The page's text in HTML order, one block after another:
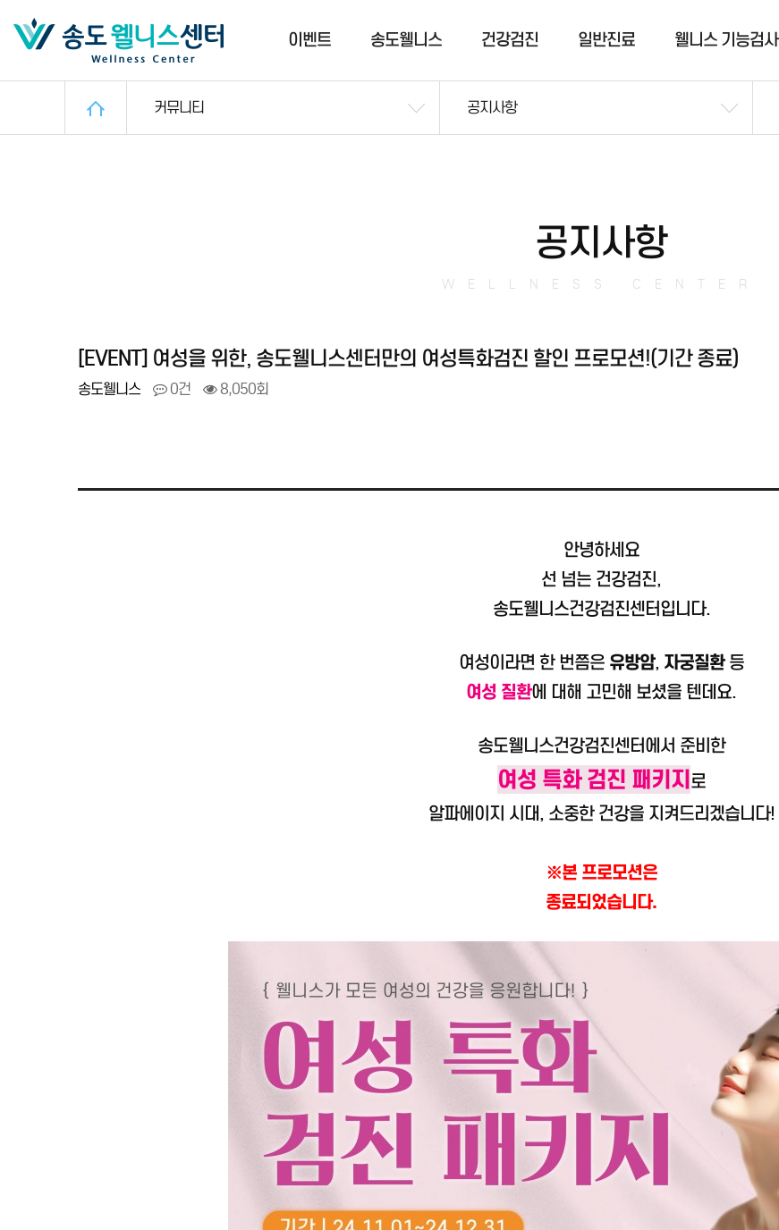
이벤트 송도웰니스 건강검진 일반진료 웰니스 기능검사
커뮤니티 공지사항
공지사항
WELLNESS CENTER
[EVENT] 여성을 위한, 송도웰니스센터만의 여성특화검진 할인 프로모션!(기간 종료)
송도웰니스 0건 8,050회
안녕하세요
선 넘는 건강검진,
송도웰니스건강검진센터입니다.
여성이라면 한 번쯤은 유방암, 자궁질환등
여성 질환에 대해 고민해 보셨을 텐데요.
송도웰니스건강검진센터에서 준비한
여성 특화 검진 패키지로
알파에이지 시대, 소중한 건강을 지켜드리겠습니다!
※본 프로모션은
종료되었습니다.